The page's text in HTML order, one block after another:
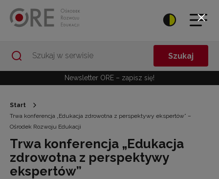
Szukaj
Newsletter ORE – zapisz się!
Start
Trwa konferencja „Edukacja zdrowotna z perspektywy ekspertów” –
Ośrodek Rozwoju Edukacji
Trwa konferencja „Edukacja
zdrowotna z perspektywy
ekspertów”